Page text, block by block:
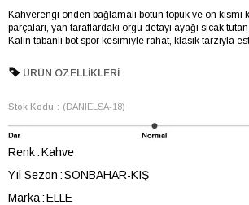
Kahverengi önden bağlamalı botun topuk ve ön kısmı
parçaları, yan taraflardaki örgü detayı ayağı sıcak
Kalın tabanlı bot spor kesimiyle rahat, klasik tarzıyla
ÜRÜN ÖZELLIKLERI
Stok Kodu (DANIELSA-18)
Renk Kahve
Yıl Sezon SONBAHAR-KIŞ
Marka ELLE